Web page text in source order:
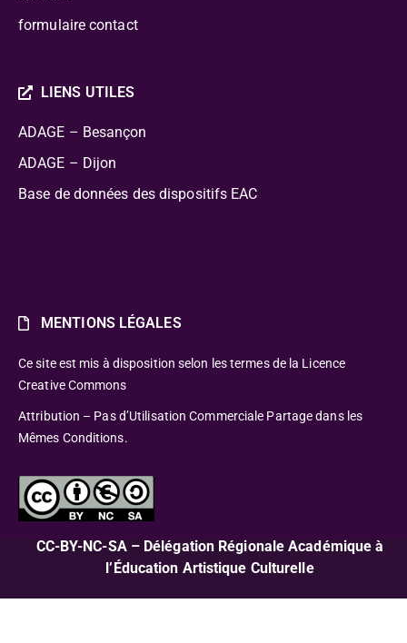
formulaire contact
LIENS UTILES
ADAGE – Besançon
ADAGE – Dijon
Base de données des dispositifs EAC
MENTIONS LÉGALES
Ce site est mis à disposition selon les termes de la Licence
Creative Commons
Attribution – Pas d’Utilisation Commerciale Partage dans les
Mêmes Conditions.
CC-BY-NC-SA – Délégation Régionale Académique à
l’Éducation Artistique Culturelle